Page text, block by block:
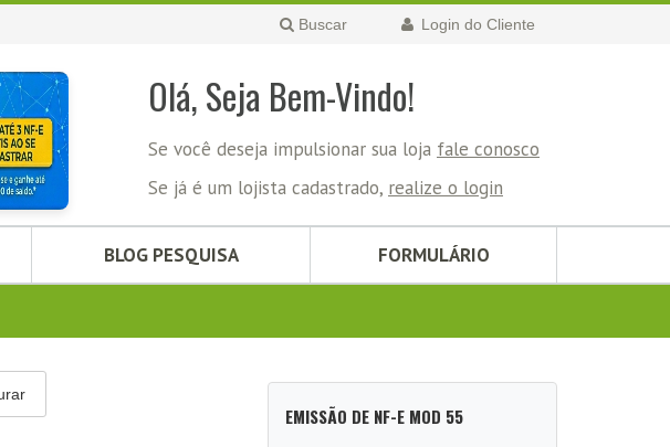
Buscar Login do Cliente
Olá, Seja Bem-Vindo!
Se você deseja impulsionar sua loja fale conosco
Se já é um lojista cadastrado, realize o login
BLOG PESQUISA FORMULÁRIO
EMISSÃO DE NF-E MOD 55